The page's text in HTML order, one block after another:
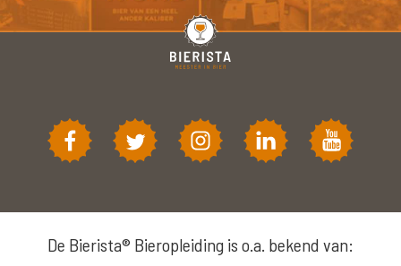
De Bierista® Bieropleiding is o.a. bekend van: